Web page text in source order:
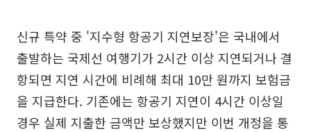
신규 특약 중 '지수형 항공기 지연보장'은 국내에서
출발하는 국제선 여행기가 2시간 이상 지연되거나 결
항되면 지연 시간에 비례해 최대 10만 원까지 보험금
을 지급한다. 기존에는 항공기 지연이 4시간 이상일
경우 실제 지출한 금액만 보상했지만 이번 개정을 통